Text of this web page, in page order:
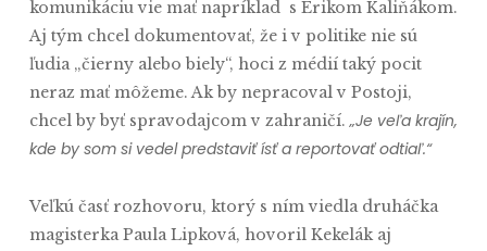
komunikáciu vie mať napríklad s Erikom Kaliňákom.
Aj tým chcel dokumentovať, že i v politike nie sú
ľudia „čierny alebo biely“, hoci z médií taký pocit
neraz mať môžeme. Ak by nepracoval v Postoji,
chcel by byť spravodajcom v zahraničí.„Je veľa krajín,
kde by som si vedel predstaviť ísť a reportovať odtiaľ.“
Veľkú časť rozhovoru, ktorý s ním viedla druháčka
magisterka Paula Lipková, hovoril Kekelák aj